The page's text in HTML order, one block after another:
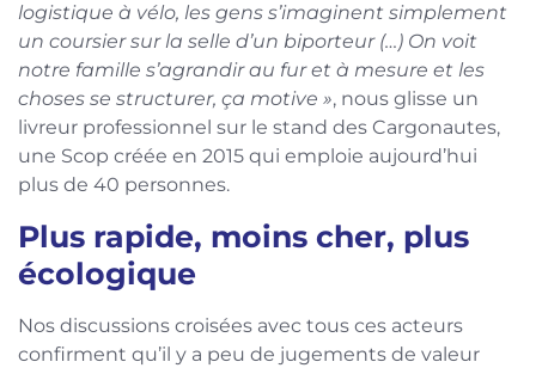
logistique à vélo, les gens s’imaginent simplement
un coursier sur la selle d’un biporteur (…) On voit
notre famille s’agrandir au fur et à mesure et les
choses se structurer, ça motive », nous glisse un
livreur professionnel sur le stand des Cargonautes,
une Scop créée en 2015 qui emploie aujourd’hui
plus de 40 personnes.
Plus rapide, moins cher, plus
écologique
Nos discussions croisées avec tous ces acteurs
confirment qu’il y a peu de jugements de valeur